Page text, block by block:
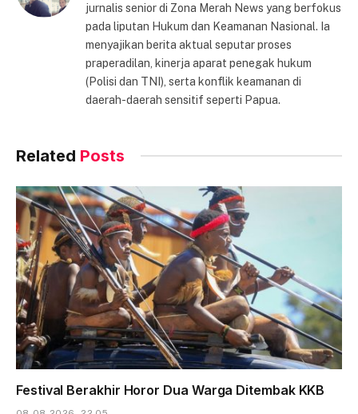
jurnalis senior di Zona Merah News yang berfokus
pada liputan Hukum dan Keamanan Nasional. Ia
menyajikan berita aktual seputar proses
praperadilan, kinerja aparat penegak hukum
(Polisi dan TNI), serta konflik keamanan di
daerah-daerah sensitif seperti Papua.
Related Posts
Festival Berakhir Horor Dua Warga Ditembak KKB